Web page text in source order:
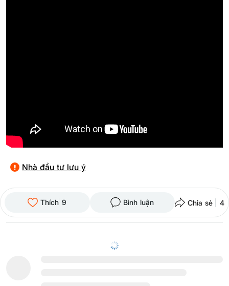
Nhà đầu tư lưu ý
Thích 9 Bình luận Chia sẻ 4